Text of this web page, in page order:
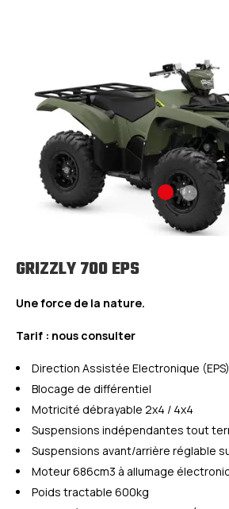
GRIZZLY 700 EPS
Une force de la nature.
Tarif : nous consulter
Direction Assistée Electronique (EPS)
Blocage de différentiel
Motricité débrayable 2x4 / 4x4
Suspensions indépendantes tout
Suspensions avant/arrière réglable
Moteur 686cm3 à allumage
Poids tractable 600kg